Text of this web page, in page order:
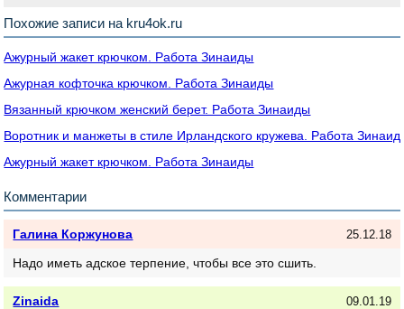
Похожие записи на kru4ok.ru
Ажурный жакет крючком. Работа Зинаиды
Ажурная кофточка крючком. Работа Зинаиды
Вязанный крючком женский берет. Работа Зинаиды
Воротник и манжеты в стиле Ирландского кружева. Работа
Ажурный жакет крючком. Работа Зинаиды
Комментарии
Галина Коржунова 25.12.18
Надо иметь адское терпение, чтобы все это сшить.
Zinaida 09.01.19